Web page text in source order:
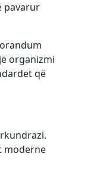
pavarur
organizmi
që
moderne